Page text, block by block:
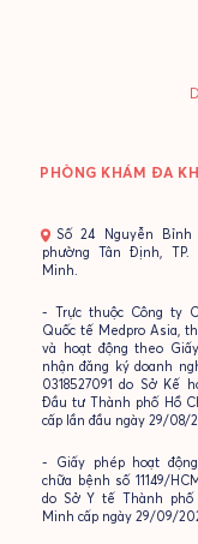
PHÒNG KHÁM ĐA
- Số 24 Nguyễn Bỉnh
phường Tân Định, TP.
Minh.
- Trực thuộc Công ty
Quốc tế Medpro Asia,
và hoạt động theo
nhận đăng ký doanh
0318527091 do Sở Kế
Đầu tư Thành phố Hồ
cấp lần đầu ngày 29/08/
- Giấy phép hoạt
chữa bệnh số 11149/
do Sở Y tế Thành phố
Minh cấp ngày 29/09/